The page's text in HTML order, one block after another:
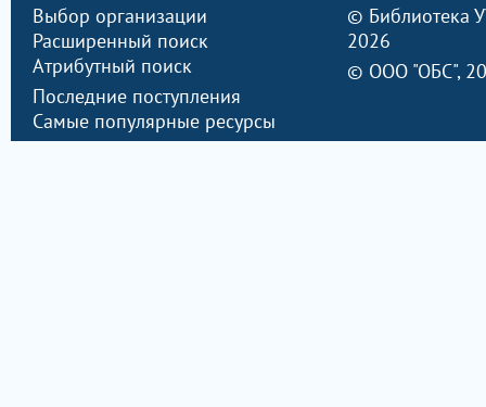
Выбор организации
Расширенный поиск
Атрибутный поиск
Последние поступления
Самые популярные ресурсы
© Библиотека
2026
© ООО "ОБС",